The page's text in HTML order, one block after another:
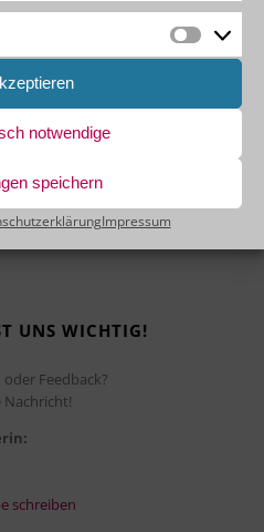
notwendige
speichern
Impressum
UNS WICHTIG!
Feedback?
schreiben